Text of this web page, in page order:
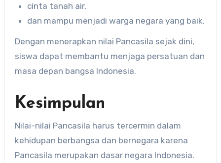
cinta tanah air,
dan mampu menjadi warga negara yang baik.
Dengan menerapkan nilai Pancasila sejak dini,
siswa dapat membantu menjaga persatuan dan
masa depan bangsa Indonesia.
Kesimpulan
Nilai-nilai Pancasila harus tercermin dalam
kehidupan berbangsa dan bernegara karena
Pancasila merupakan dasar negara Indonesia.